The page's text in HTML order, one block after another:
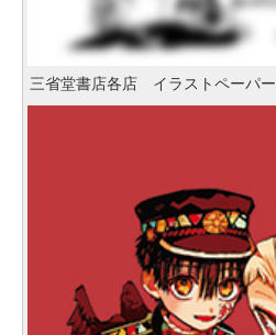
三省堂書店各店 イラストペーパー